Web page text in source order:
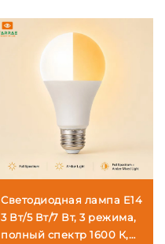
Светодиодная лампа E14
3 Вт/5 Вт/7 Вт, 3 режима,
полный спектр 1600 К,